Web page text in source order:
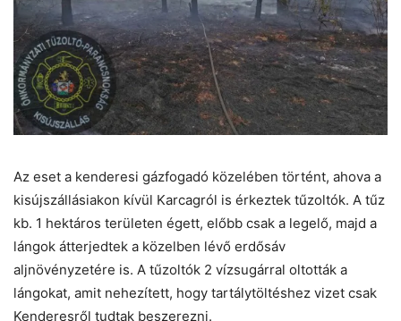
Az eset a kenderesi gázfogadó közelében történt, ahova a
kisújszállásiakon kívül Karcagról is érkeztek tűzoltók. A tűz
kb. 1 hektáros területen égett, előbb csak a legelő, majd a
lángok átterjedtek a közelben lévő erdősáv
aljnövényzetére is. A tűzoltók 2 vízsugárral oltották a
lángokat, amit nehezített, hogy tartálytöltéshez vizet csak
Kenderesről tudtak beszerezni.